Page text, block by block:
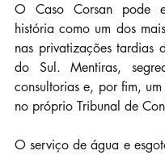
O Caso Corsan pode
história como um dos
nas privatizações tardias
do Sul. Mentiras,
consultorias e, por fim,
no próprio Tribunal de
O serviço de água e